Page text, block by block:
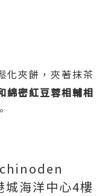
化夾餅，夾著抹茶
綿密紅豆蓉相輔相
海洋中心4樓